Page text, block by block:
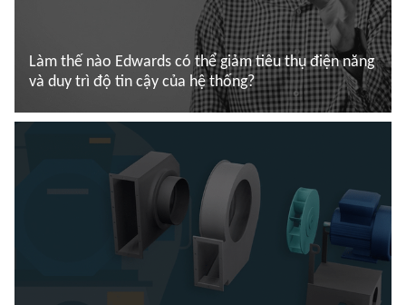
Làm thế nào Edwards có thể giảm tiêu thụ điện năng
và duy trì độ tin cậy của hệ thống?